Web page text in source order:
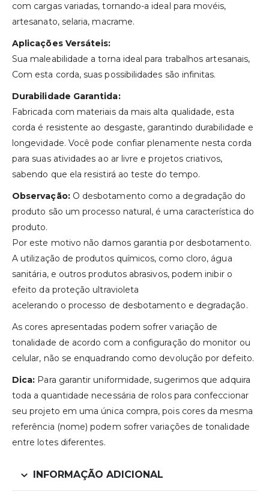
com cargas variadas, tornando-a ideal para movéis,
artesanato, selaria, macrame.
Aplicações Versáteis:
Sua maleabilidade a torna ideal para trabalhos artesanais,
Com esta corda, suas possibilidades são infinitas.
Durabilidade Garantida:
Fabricada com materiais da mais alta qualidade, esta
corda é resistente ao desgaste, garantindo durabilidade e
longevidade. Você pode confiar plenamente nesta corda
para suas atividades ao ar livre e projetos criativos,
sabendo que ela resistirá ao teste do tempo.
Observação:O desbotamento como a degradação do
produto são um processo natural, é uma característica do
produto.
Por este motivo não damos garantia por desbotamento.
A utilização de produtos químicos, como cloro, água
sanitária, e outros produtos abrasivos, podem inibir o
efeito da proteção ultravioleta
acelerando o processo de desbotamento e degradação.
As cores apresentadas podem sofrer variação de
tonalidade de acordo com a configuração do monitor ou
celular, não se enquadrando como devolução por defeito.
Dica: Para garantir uniformidade, sugerimos que adquira
toda a quantidade necessária de rolos para confeccionar
seu projeto em uma única compra, pois cores da mesma
referência (nome) podem sofrer variações de tonalidade
entre lotes diferentes.
INFORMAÇÃO ADICIONAL